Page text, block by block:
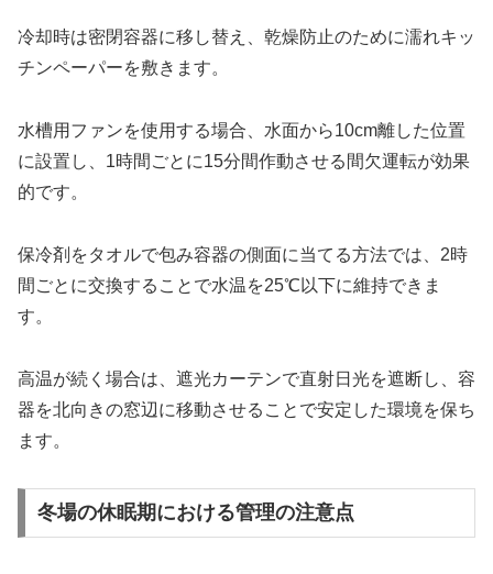
冷却時は密閉容器に移し替え、乾燥防止のために濡れキッ
チンペーパーを敷きます。
水槽用ファンを使用する場合、水面から10cm離した位置
に設置し、1時間ごとに15分間作動させる間欠運転が効果
的です。
保冷剤をタオルで包み容器の側面に当てる方法では、2時
間ごとに交換することで水温を25℃以下に維持できま
す。
高温が続く場合は、遮光カーテンで直射日光を遮断し、容
器を北向きの窓辺に移動させることで安定した環境を保ち
ます。
冬場の休眠期における管理の注意点